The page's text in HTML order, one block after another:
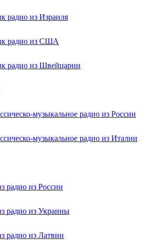
радио из Израиля
радио из США
радио из Швейцарии
музыкальное радио из России
музыкальное радио из Италии
радио из России
радио из Украины
радио из Латвии